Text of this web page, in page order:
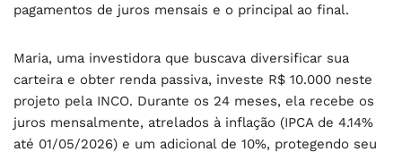
pagamentos de juros mensais e o principal ao final.
Maria, uma investidora que buscava diversificar sua
carteira e obter renda passiva, investe R$ 10.000 neste
projeto pela INCO. Durante os 24 meses, ela recebe os
juros mensalmente, atrelados à inflação (IPCA de 4.14%
até 01/05/2026) e um adicional de 10%, protegendo seu